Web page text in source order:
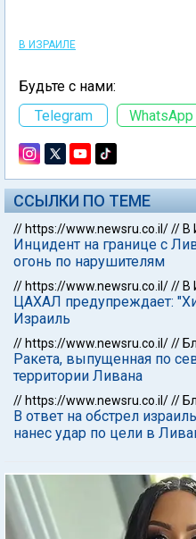
В ИЗРАИЛЕ
Будьте с нами:
Telegram
WhatsApp
ССЫЛКИ ПО ТЕМЕ
// https://www.newsru.co.il/// В
Инцидент на границе с
огонь по нарушителям
// https://www.newsru.co.il/// В
ЦАХАЛ предупреждает:
Израиль
// https://www.newsru.co.il///
Ракета, выпущенная по
территории Ливана
// https://www.newsru.co.il///
В ответ на обстрел
нанес удар по цели в